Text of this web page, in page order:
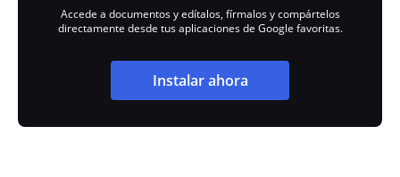
Accede a documentos y edítalos, fírmalos y compártelos
directamente desde tus aplicaciones de Google favoritas.
Instalar ahora